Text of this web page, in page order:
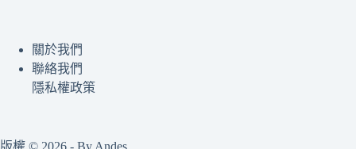
關於我們
聯絡我們
隱私權政策